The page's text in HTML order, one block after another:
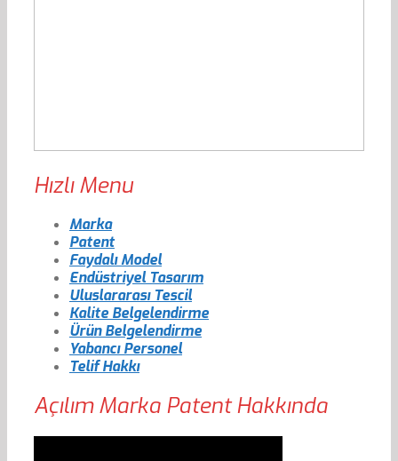
Hızlı Menu
Marka
Patent
Faydalı Model
Endüstriyel Tasarım
Uluslararası Tescil
Kalite Belgelendirme
Ürün Belgelendirme
Yabancı Personel
Telif Hakkı
Açılım Marka Patent Hakkında